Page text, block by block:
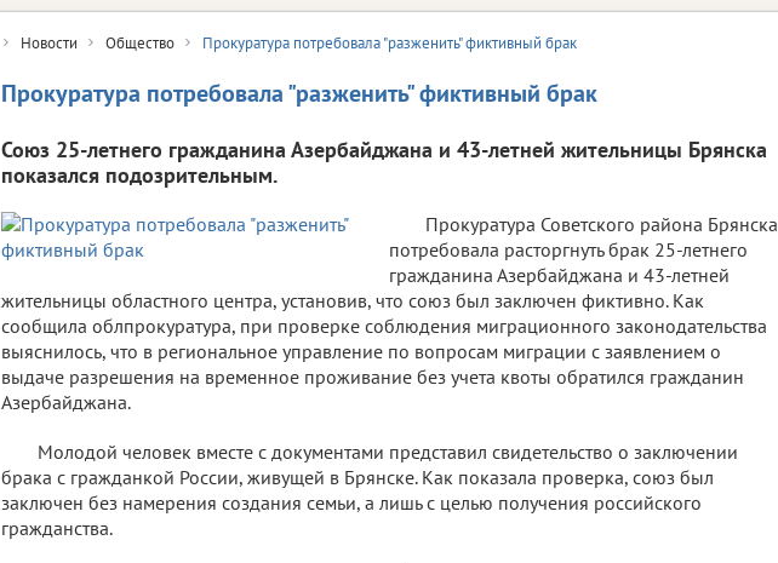
Новости Общество Прокуратура потребовала "разженить" фиктивный брак
Прокуратура потребовала "разженить" фиктивный брак
Союз 25-летнего гражданина Азербайджана и 43-летней жительницы Брянска
показался подозрительным.
Прокуратура Советского района Брянска
потребовала расторгнуть брак 25-летнего
гражданина Азербайджана и 43-летней
жительницы областного центра, установив, что союз был заключен фиктивно. Как
сообщила облпрокуратура, при проверке соблюдения миграционного законодательства
выяснилось, что в региональное управление по вопросам миграции с заявлением о
выдаче разрешения на временное проживание без учета квоты обратился гражданин
Азербайджана.
Молодой человек вместе с документами представил свидетельство о заключении
брака с гражданкой России, живущей в Брянске. Как показала проверка, союз был
заключен без намерения создания семьи, а лишь с целью получения российского
гражданства.